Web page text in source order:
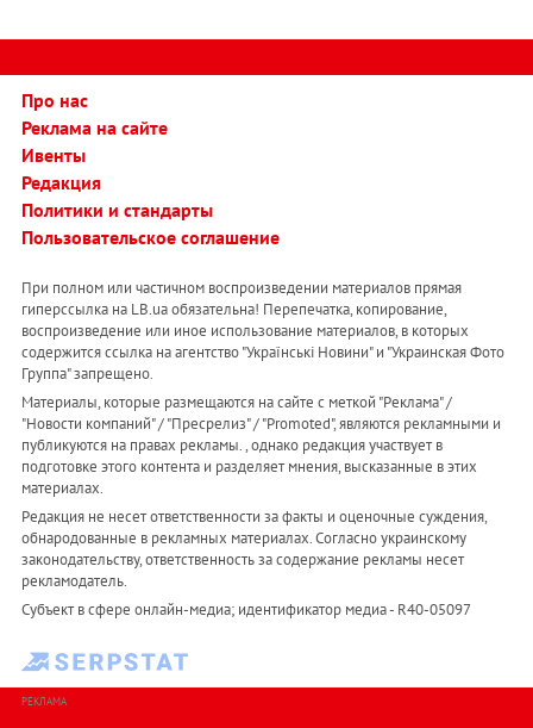
Про нас
Реклама на сайте
Ивенты
Редакция
Политики и стандарты
Пользовательское соглашение
При полном или частичном воспроизведении материалов прямая
гиперссылка на LB.ua обязательна! Перепечатка, копирование,
воспроизведение или иное использование материалов, в которых
содержится ссылка на агентство "Українськi Новини" и "Украинская Фото
Группа" запрещено.
Материалы, которые размещаются на сайте с меткой "Реклама" /
"Новости компаний" / "Пресрелиз" / "Promoted", являются рекламными и
публикуются на правах рекламы. , однако редакция участвует в
подготовке этого контента и разделяет мнения, высказанные в этих
материалах.
Редакция не несет ответственности за факты и оценочные суждения,
обнародованные в рекламных материалах. Согласно украинскому
законодательству, ответственность за содержание рекламы несет
рекламодатель.
Субъект в сфере онлайн-медиа; идентификатор медиа - R40-05097
РЕКЛАМА